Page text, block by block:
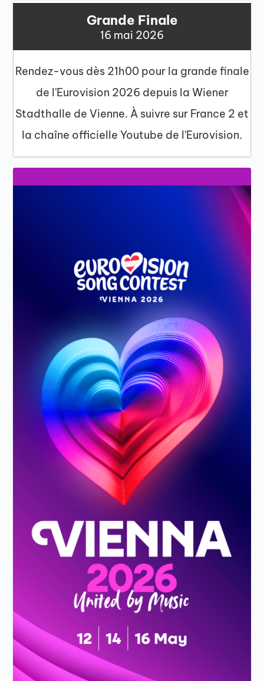
Grande Finale
16 mai 2026
Rendez-vous dès 21h00 pour la grande finale
de l'Eurovision 2026 depuis la Wiener
Stadthalle de Vienne. À suivre sur France 2 et
la chaîne officielle Youtube de l'Eurovision.